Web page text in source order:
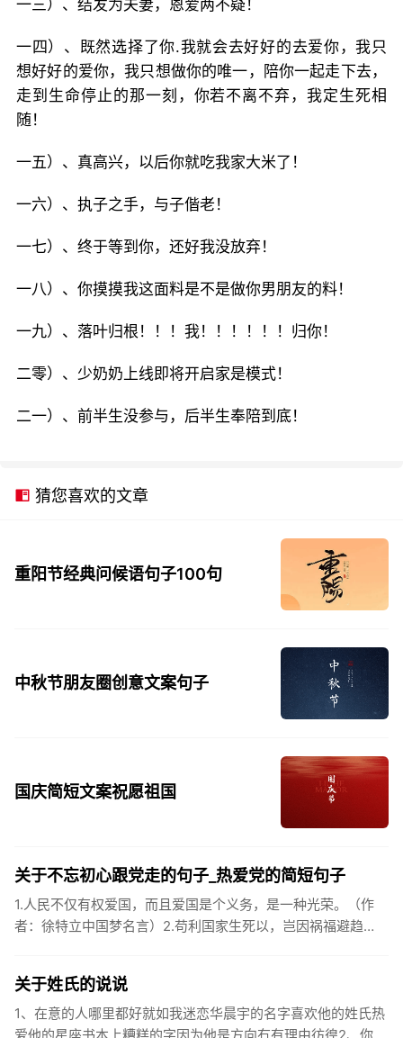
一三）、结发为夫妻，恩爱两不疑！
一四）、既然选择了你.我就会去好好的去爱你，我只
想好好的爱你，我只想做你的唯一，陪你一起走下去，
走到生命停止的那一刻，你若不离不弃，我定生死相
随！
一五）、真高兴，以后你就吃我家大米了！
一六）、执子之手，与子偕老！
一七）、终于等到你，还好我没放弃！
一八）、你摸摸我这面料是不是做你男朋友的料！
一九）、落叶归根！！！我！！！！！！归你！
二零）、少奶奶上线即将开启家是模式！
二一）、前半生没参与，后半生奉陪到底！
猜您喜欢的文章
重阳节经典问候语句子100句
中秋节朋友圈创意文案句子
国庆简短文案祝愿祖国
关于不忘初心跟党走的句子_热爱党的简短句子
1.人民不仅有权爱国，而且爱国是个义务，是一种光荣。（作
者：徐特立中国梦名言）2.苟利国家生死以，岂因祸福避趋
关于姓氏的说说
1、在意的人哪里都好就如我迷恋华晨宇的名字喜欢他的姓氏热